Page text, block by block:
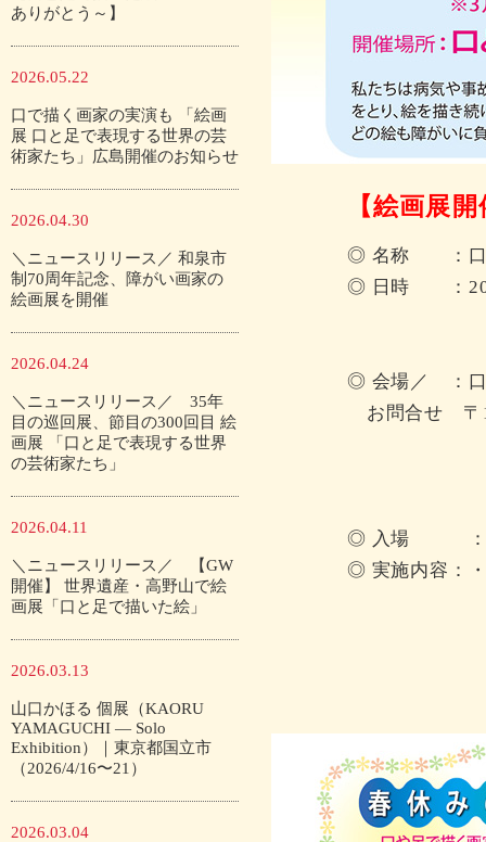
ありがとう～】
2026.05.22
口で描く画家の実演も 「絵画
展 口と足で表現する世界の芸
術家たち」広島開催のお知らせ
2026.04.30
＼ニュースリリース／ 和泉市
制70周年記念、障がい画家の
絵画展を開催
2026.04.24
＼ニュースリリース／ 35年
目の巡回展、節目の300回目 絵
画展 「口と足で表現する世界
の芸術家たち」
2026.04.11
＼ニュースリリース／ 【GW
開催】 世界遺産・高野山で絵
画展「口と足で描いた絵」
2026.03.13
山口かほる 個展（KAORU
YAMAGUCHI — Solo
Exhibition）｜東京都国立市
（2026/4/16〜21）
2026.03.04
【絵画展
◎ 名称 ：口と
◎ 日時 ：
◎ 会場／ ：口
お問合せ 〒
◎ 入場
◎ 実施内容：